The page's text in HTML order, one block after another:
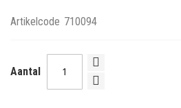
Artikelcode 710094
Aantal